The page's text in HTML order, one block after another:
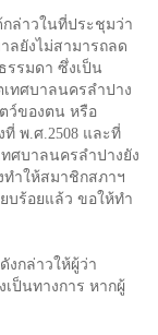
กล่าวในที่ประชุมว่า
ลยังไม่สามารถลด
รมดา ซึ่งเป็น
ทศบาลนครลำปาง
ว์ของตน หรือ
พ.ศ. 2508 และที่
ทศบาลนครลำปางยัง
ทำให้สมาชิกสภาฯ
บร้อยแล้ว ขอให้ทำ
งกล่าวให้ผู้ว่า
ป็นทางการ หากผู้